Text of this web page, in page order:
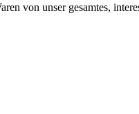
von unser gesamtes,